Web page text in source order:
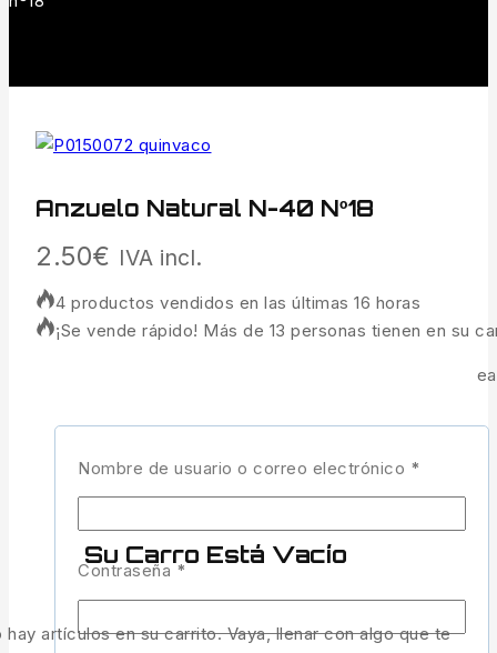
Anzuelo Natural N-40 Nº18
2.50€ IVA incl.
4 productos vendidos en las últimas 16 horas
¡Se vende rápido! Más de 13 personas tienen en su
Perfecto para la pesca con caña, waggler y feeder.
AÑADIR AL CARRITO
COMPRAR AHORA
Nombre de usuario o correo electrónico *
Contraseña *
Su Carro Está Vacío
hay artículos en su carrito. Vaya, llenar con algo que te